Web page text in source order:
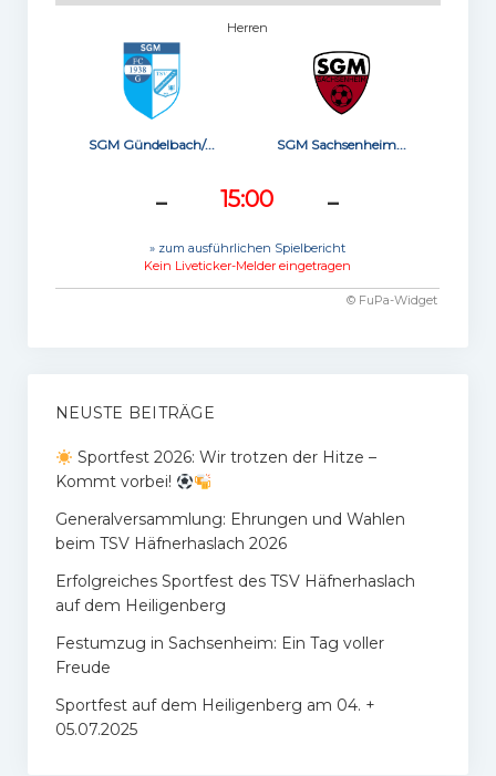
Herren
SGM Gündelbach/... SGM Sachsenheim...
- 15:00 -
» zum ausführlichen Spielbericht
Kein Liveticker-Melder eingetragen
© FuPa-Widget
NEUSTE BEITRÄGE
Sportfest 2026: Wir trotzen der Hitze –
Kommt vorbei!
Generalversammlung: Ehrungen und Wahlen
beim TSV Häfnerhaslach 2026
Erfolgreiches Sportfest des TSV Häfnerhaslach
auf dem Heiligenberg
Festumzug in Sachsenheim: Ein Tag voller
Freude
Sportfest auf dem Heiligenberg am 04. +
05.07.2025